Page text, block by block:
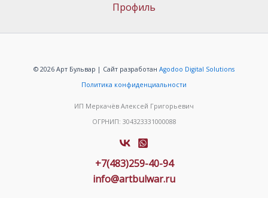
Профиль
© 2026 Арт Бульвар | Сайт разработан Agodoo Digital Solutions
Политика конфиденциальности
ИП Меркачёв Алексей Григорьевич
ОГРНИП: 304323331000088
+7(483)259-40-94
info@artbulwar.ru